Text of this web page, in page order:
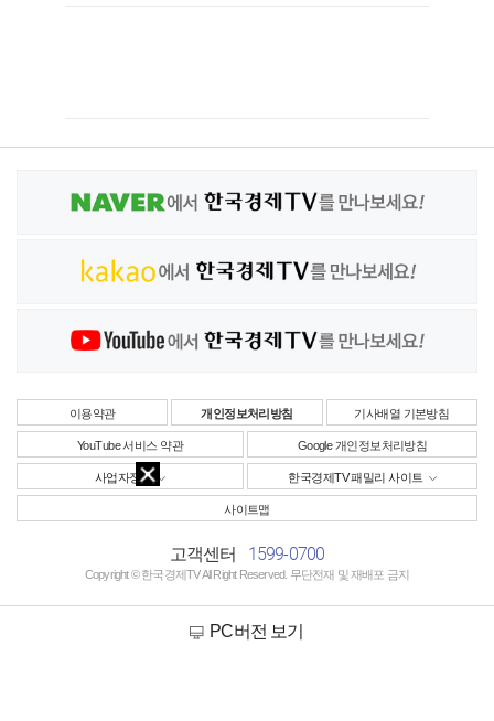
이용약관 개인정보처리방침 기사배열 기본방침
YouTube 서비스 약관 Google 개인정보처리방침
사업자정보 한국경제TV 패밀리 사이트
사이트맵
고객센터 1599-0700
Copyright © 한국경제TV All Right Reserved. 무단전재 및 재배포 금지
PC버전 보기